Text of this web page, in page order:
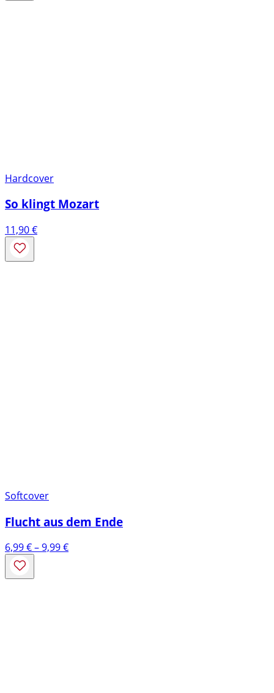
Hardcover
So klingt Mozart
11,90€
Softcover
Flucht aus dem Ende
6,99€–9,99€Preisspanne: